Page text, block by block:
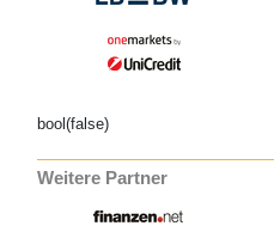
bool(false)
Weitere Partner